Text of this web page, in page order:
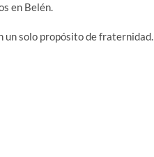
en Belén.
un solo propósito de fraternidad.